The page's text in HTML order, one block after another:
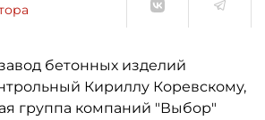
бетонных изделий
Кириллу Коревскому,
группа компаний "Выбор"